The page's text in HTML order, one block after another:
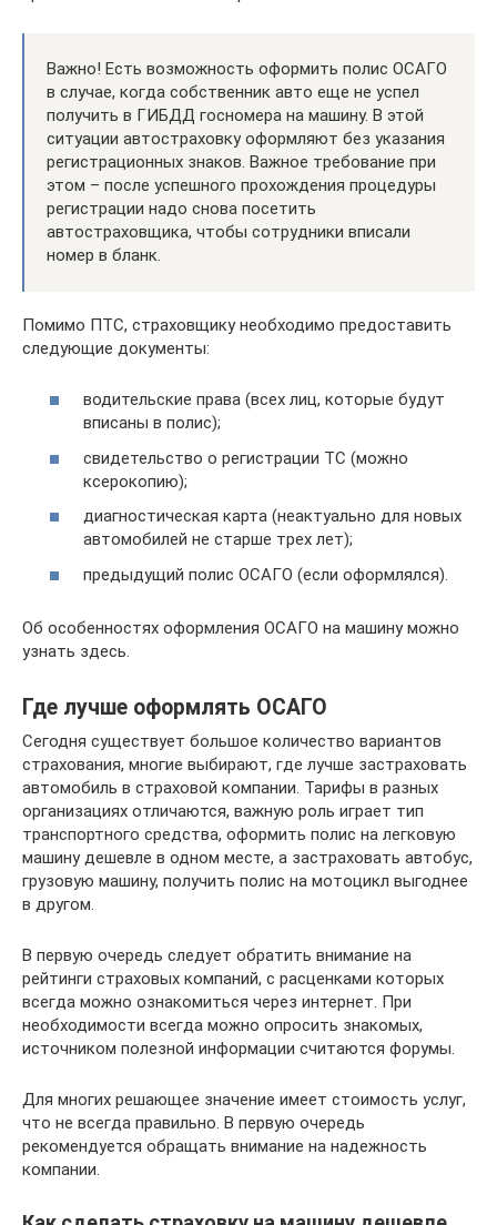
Важно! Есть возможность оформить полис ОСАГО
в случае, когда собственник авто еще не успел
получить в ГИБДД госномера на машину. В этой
ситуации автостраховку оформляют без указания
регистрационных знаков. Важное требование при
этом – после успешного прохождения процедуры
регистрации надо снова посетить
автостраховщика, чтобы сотрудники вписали
номер в бланк.
Помимо ПТС, страховщику необходимо предоставить
следующие документы:
водительские права (всех лиц, которые будут
вписаны в полис);
свидетельство о регистрации ТС (можно
ксерокопию);
диагностическая карта (неактуально для новых
автомобилей не старше трех лет);
предыдущий полис ОСАГО (если оформлялся).
Об особенностях оформления ОСАГО на машину можно
узнать здесь.
Где лучше оформлять ОСАГО
Сегодня существует большое количество вариантов
страхования, многие выбирают, где лучше застраховать
автомобиль в страховой компании. Тарифы в разных
организациях отличаются, важную роль играет тип
транспортного средства, оформить полис на легковую
машину дешевле в одном месте, а застраховать автобус,
грузовую машину, получить полис на мотоцикл выгоднее
в другом.
В первую очередь следует обратить внимание на
рейтинги страховых компаний, с расценками которых
всегда можно ознакомиться через интернет. При
необходимости всегда можно опросить знакомых,
источником полезной информации считаются форумы.
Для многих решающее значение имеет стоимость услуг,
что не всегда правильно. В первую очередь
рекомендуется обращать внимание на надежность
компании.